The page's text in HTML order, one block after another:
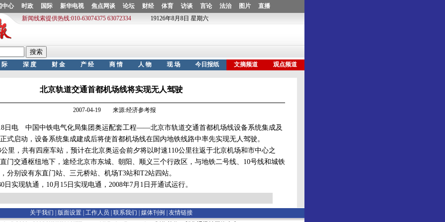
北京轨道交通首都机场线将实现无人驾驶
2007-04-19 来源:经济参考报
电 中国中铁电气化局集团奥运配套工程——北京市轨道交通首都机场线设备系统集成及
式启动，设备系统集成建成后将使首都机场线在国内地铁线路中率先实现无人驾驶。
，共有四座车站，预计在北京奥运会前夕将以时速110公里往返于北京机场和市中心之
门交通枢纽地下，途经北京市东城、朝阳、顺义三个行政区，与地铁二号线、10号线和城铁
分别设有东直门站、三元桥站、机场T3站和T2站四站。
实现轨通，10月15日实现电通，2008年7月1日开通试运行。
关于我们 | 版面设置 工作人员 联系我们 媒体刊例
友情链接